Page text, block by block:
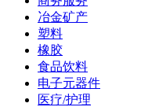
冶金矿产
塑料
橡胶
食品饮料
电子元器件
医疗/护理